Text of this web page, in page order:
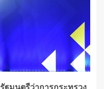
รัฐมนตรีว่าการกระทรวง